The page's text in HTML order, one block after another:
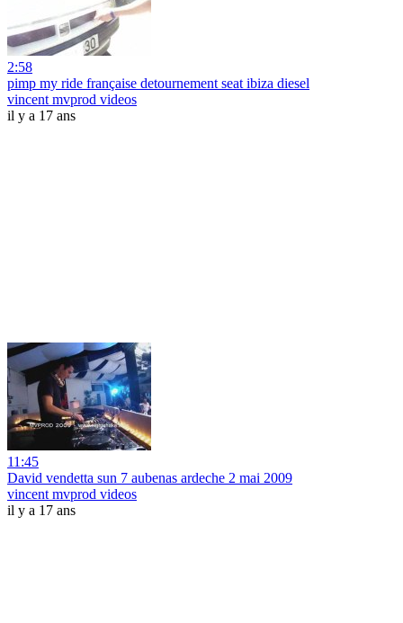
2:58
pimp my ride française detournement seat ibiza diesel
vincent mvprod videos
il y a 17 ans
11:45
David vendetta sun 7 aubenas ardeche 2 mai 2009
vincent mvprod videos
il y a 17 ans